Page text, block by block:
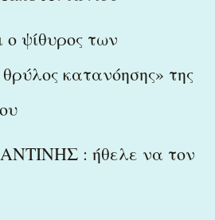
ψίθυρος των
κατανόησης» της
: ήθελε να τον